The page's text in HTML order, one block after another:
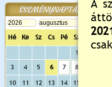
ESEMÉNYNAPTÁR
Hé Ke Sz Cs Pé Sz
Va
1
3
4 5 6 7 8
10 11 12 13 14 15